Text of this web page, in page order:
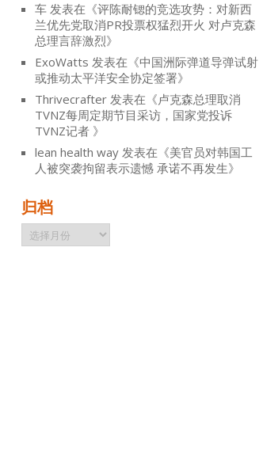
车 发表在《评陈耐锶的竞选攻势：对新西
兰优先党取消PR投票权猛烈开火 对卢克森
总理言辞激烈》
ExoWatts 发表在《中国洲际弹道导弹试射
或推动太平洋安全协定签署》
Thrivecrafter 发表在《卢克森总理取消
TVNZ每周定期节目采访，国家党投诉
TVNZ记者 》
lean health way 发表在《美官员对韩国工
人被突袭拘留表示遗憾 承诺不再发生》
归档
归
档